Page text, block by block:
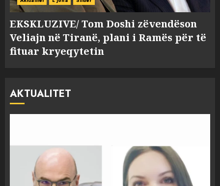
EKSKLUZIVE/ Tom Doshi zëvendëson
Veliajn në Tiranë, plani i Ramës për të
fituar kryeqytetin
AKTUALITET